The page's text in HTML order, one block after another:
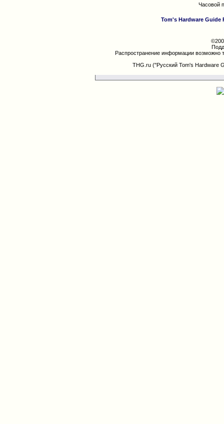
Часовой
Tom's Hardware Guide
Распространение информации возможно
THG.ru ("Русский Tom's Hardware